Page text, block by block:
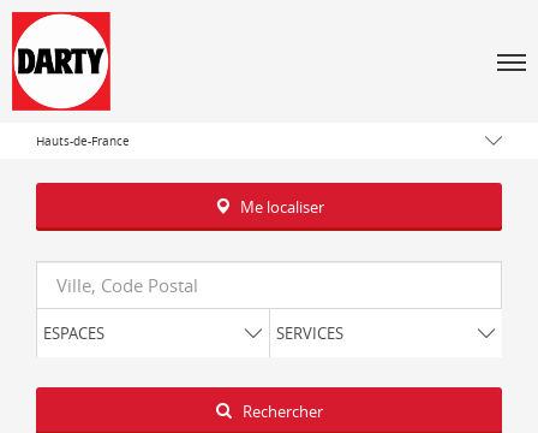
Tous les magasins Darty
Hauts-de-France
Me localiser
Requête
ESPACES SERVICES
Latitude
Longitude
Rechercher